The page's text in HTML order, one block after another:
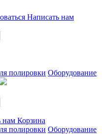
Написать нам
полировки Оборудование
нам Корзина
полировки Оборудование